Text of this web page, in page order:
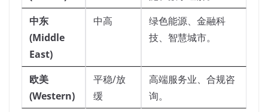
中东
(Middle
East)
中高
绿色能源、金融科
技、智慧城市。
欧美
(Western)
平稳/放
缓
高端服务业、合规咨
询。